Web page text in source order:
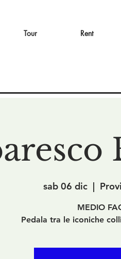
Tour Rent
sab 06 dic
  |
MEDIO
Pedala tra le iconiche